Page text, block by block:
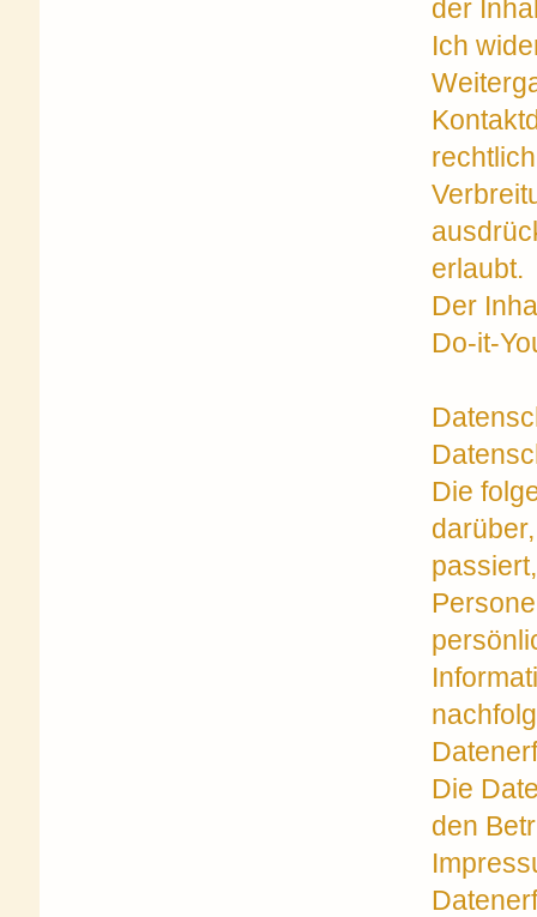
der
Ich
erlaubt.
Der
Do-it-
Die
Die
den